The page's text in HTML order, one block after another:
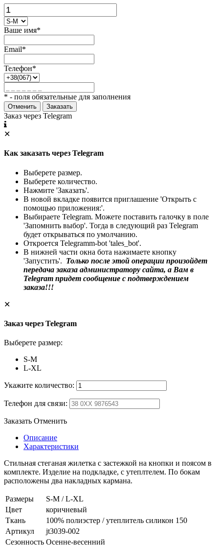
Ваше имя*
Email*
Телефон*
* - поля обязательные для заполнения
Отменить Заказать
Заказ через Telegram
✕
Как заказать через Telegram
Выберете размер.
Выберете количество.
Нажмите 'Заказать'.
В новой вкладке появится приглашение 'Открыть с
помощью приложения:'.
Выбираете Telegram. Можете поставить галочку в поле
'Запомнить выбор'. Тогда в следующий раз Telegram
будет открываться по умолчанию.
Откроется Telegramm-bot 'tales_bot'.
В нижней части окна бота нажимаете кнопку
'Запустить'. Только после этой операции произойдет
передача заказа администратору сайта, а Вам в
Telegram придет сообщение с подтверждением
заказа!!!
✕
Заказ через Telegram
Выберете размер:
S-M
L-XL
Укажите количество:
Телефон для связи:
Заказать Отменить
Описание
Характеристики
Стильная стеганая жилетка с застежкой на кнопки и поясом в
комплекте. Изделие на подкладке, с утеплтелем. По бокам
расположены два накладных кармана.
Размеры
S-M / L-XL
Цвет
коричневый
Ткань
100% полиэстер / утеплитель силикон 150
Артикул
jt3039-002
Сезонность Осенне-весенний